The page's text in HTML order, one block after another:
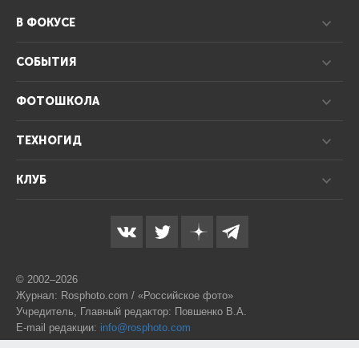
В ФОКУСЕ
СОБЫТИЯ
ФОТОШКОЛА
ТЕХНОГИД
КЛУБ
© 2002–2026
Журнал: Rosphoto.com / «Российское фото»
Учредитель, Главный редактор: Повшенко В.А.
E-mail редакции: info@rosphoto.com